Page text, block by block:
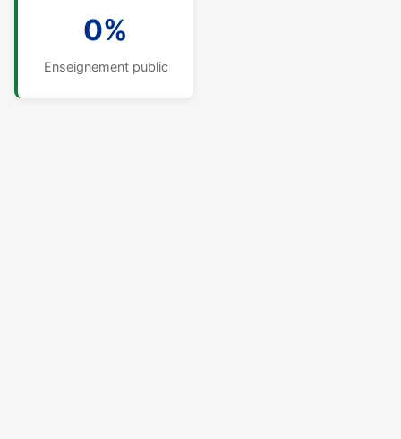
0%
Enseignement public